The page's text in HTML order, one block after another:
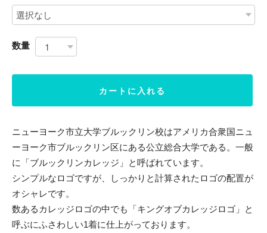
数量
カートに入れる
ニューヨーク市立大学ブルックリン校はアメリカ合衆国ニュ
ーヨーク市ブルックリン区にある公立総合大学である。一般
に「ブルックリンカレッジ」と呼ばれています。
シンプルなロゴですが、しっかりと計算されたロゴの配置が
オシャレです。
数あるカレッジロゴの中でも「キングオブカレッジロゴ」と
呼ぶにふさわしい1着に仕上がっております。